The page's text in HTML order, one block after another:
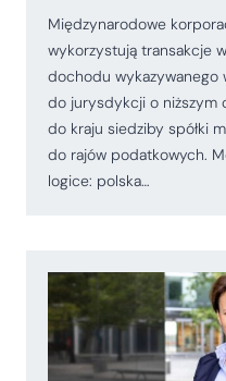
Międzynarodowe
wykorzystują transakcje
dochodu wykazywanego
do jurysdykcji o niższym
do kraju siedziby spółki
do rajów podatkowych.
logice: polska…